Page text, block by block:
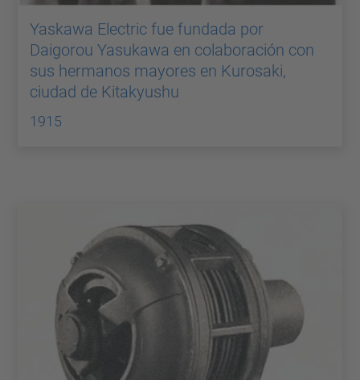
Yaskawa Electric fue fundada por
Daigorou Yasukawa en colaboración con
sus hermanos mayores en Kurosaki,
ciudad de Kitakyushu
1915